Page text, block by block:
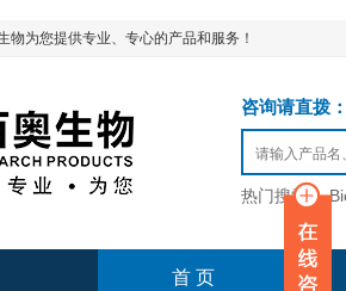
物为您提供专业、专心的产品和服务！
咨询请直拨
热门搜索：
首 页